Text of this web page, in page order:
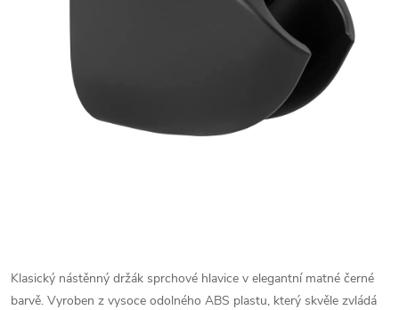
Klasický nástěnný držák sprchové hlavice v elegantní matné černé
barvě. Vyroben z vysoce odolného ABS plastu, který skvěle zvládá